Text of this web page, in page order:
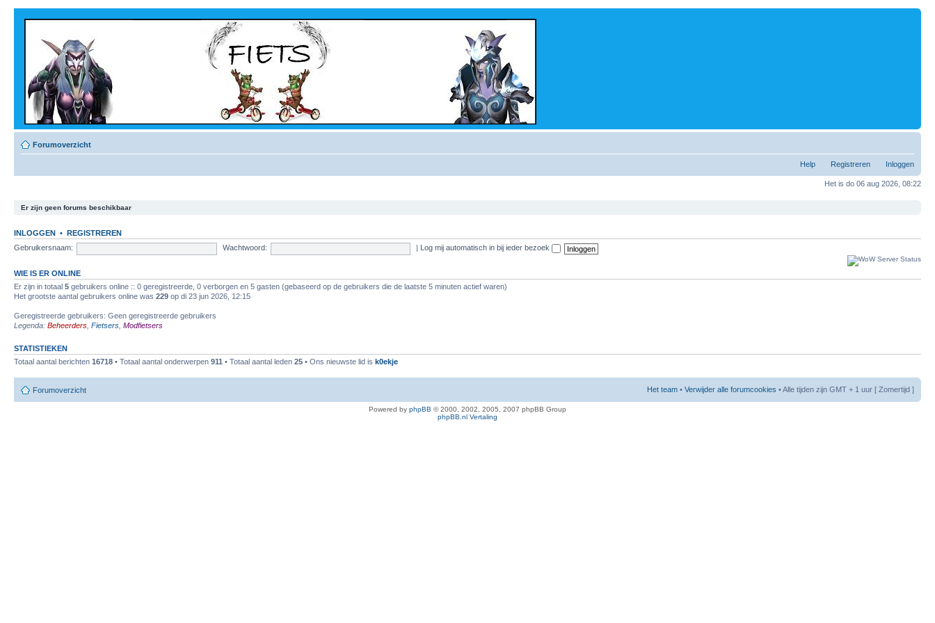
Forumoverzicht
Help Registreren Inloggen
Het is do 06 aug 2026, 08:22
Er zijn geen forums beschikbaar
INLOGGEN • REGISTREREN
Gebruikersnaam:
Wachtwoord: Log mij automatisch in bij ieder bezoek
WIE IS ER ONLINE
Er zijn in totaal 5 gebruikers online :: 0 geregistreerde, 0 verborgen en 5 gasten (gebaseerd op de gebruikers die de laatste 5 minuten actief waren)
Het grootste aantal gebruikers online was 229 op di 23 jun 2026, 12:15
Geregistreerde gebruikers: Geen geregistreerde gebruikers
Legenda: Beheerders Fietsers Modfietsers
STATISTIEKEN
Totaal aantal berichten 16718 • Totaal aantal onderwerpen 911 • Totaal aantal leden 25 • Ons nieuwste lid is k0ekje
Forumoverzicht Het team • Verwijder alle forumcookies • Alle tijden zijn GMT + 1 uur [ Zomertijd ]
Powered by phpBB © 2000, 2002, 2005, 2007 phpBB Group
phpBB.nl Vertaling